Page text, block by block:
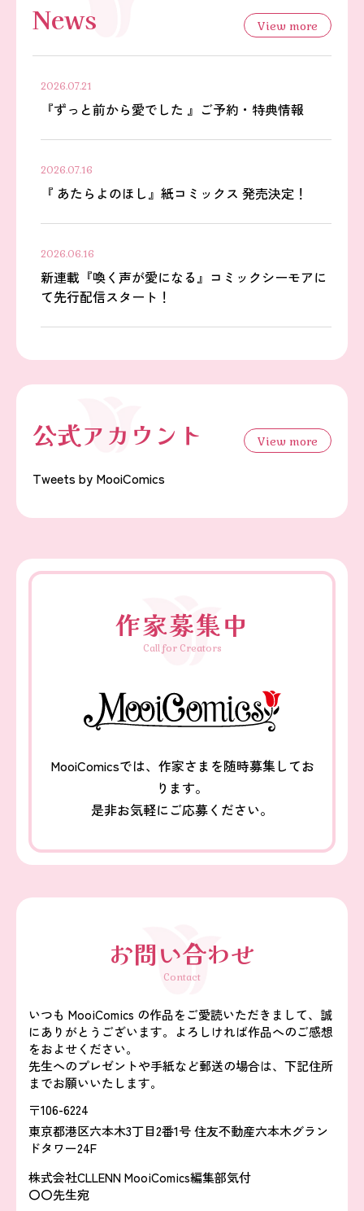
News View more
2026.07.21
『ずっと前から愛でした 』ご予約・特典情報
2026.07.16
『 あたらよのほし』紙コミックス 発売決定！
2026.06.16
新連載『喚く声が愛になる』コミックシーモアに
て先行配信スタート！
公式アカウント View more
Tweets by MooiComics
作家募集中
Call for Creators
MooiComicsでは、作家さまを随時募集してお
ります。
是非お気軽にご応募ください。
お問い合わせ
Contact
いつも MooiComics の作品をご愛読いただきまして、誠
にありがとうございます。よろしければ作品へのご感想
をおよせください。
先生へのプレゼントや手紙など郵送の場合は、下記住所
までお願いいたします。
〒106-6224
東京都港区六本木3丁目2番1号 住友不動産六本木グラン
ドタワー24F
株式会社CLLENN MooiComics編集部気付
〇〇先生宛